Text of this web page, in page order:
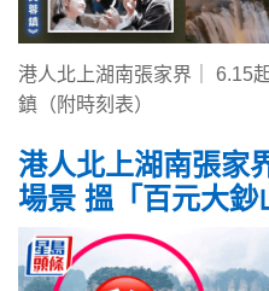
港人北上湖南張家界｜ 6.15
鎮（附時刻表）
港人北上湖南張家
場景 搵「百元大鈔